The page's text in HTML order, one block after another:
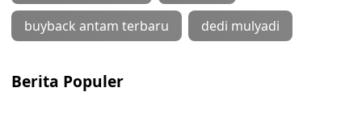
buyback antam terbaru dedi mulyadi
Berita Populer